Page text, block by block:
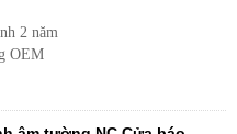
2 năm
OEM